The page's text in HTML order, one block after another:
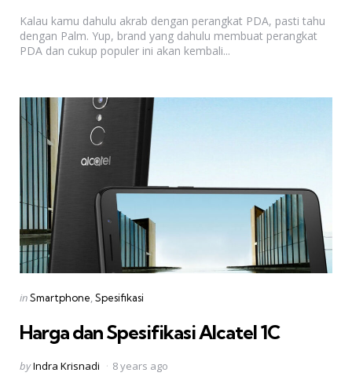
Kalau kamu dahulu akrab dengan perangkat PDA, pasti tahu
dengan Palm. Yup, brand yang dahulu membuat perangkat
PDA dan cukup populer ini akan kembali...
Categories
Posted
inSmartphone Spesifikasi
Harga dan Spesifikasi Alcatel 1C
Posted
byIndra Krisnadi 8 years ago